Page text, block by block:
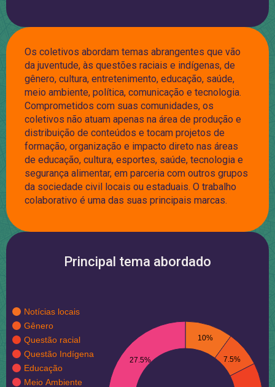
Os coletivos abordam temas abrangentes que vão
da juventude, às questões raciais e indígenas, de
gênero, cultura, entretenimento, educação, saúde,
meio ambiente, política, comunicação e tecnologia.
Comprometidos com suas comunidades, os
coletivos não atuam apenas na área de produção e
distribuição de conteúdos e tocam projetos de
formação, organização e impacto direto nas áreas
de educação, cultura, esportes, saúde, tecnologia e
segurança alimentar, em parceria com outros grupos
da sociedade civil locais ou estaduais. O trabalho
colaborativo é uma das suas principais marcas.
Principal tema abordado
Notícias locais
Gênero
Questão racial
Questão Indígena
Educação
Meio Ambiente
10%
7.5%
27.5%